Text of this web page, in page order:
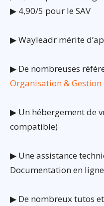
▶ 4,90/5 pour le SAV
▶ Wayleadr mérite
▶ De nombreuses
Organisation & Gestion
▶ Un hébergement de
compatible)
▶ Une assistance
Documentation en ligne
▶ De nombreux tutos